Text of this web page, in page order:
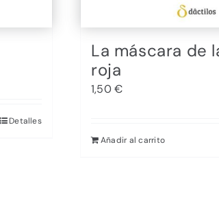
Detalles
La máscara de
roja
1,50€
Añadir al carrito